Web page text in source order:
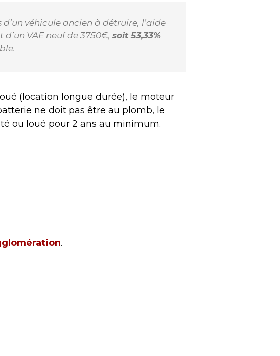
véhicule ancien à détruire, l’aide
VAE neuf de 3750€, soit 53,33%
(location longue durée), le moteur
ne doit pas être au plomb, le
ou loué pour 2 ans au minimum.
.